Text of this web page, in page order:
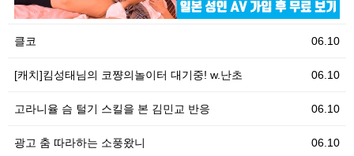
06.10
클코
06.10
[캐치]킴성태님의 코쨩의놀이터 대기중! w.난초
06.10
고라니율 슴 털기 스킬을 본 김민교 반응
06.10
광고 춤 따라하는 소풍왔니